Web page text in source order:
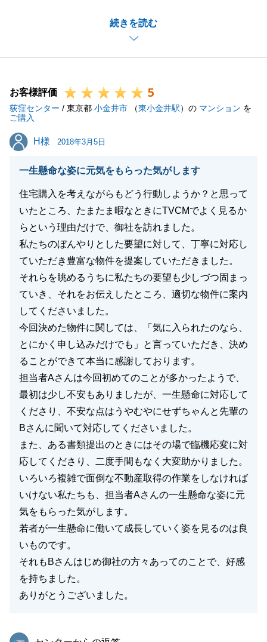
続きを読む
いろいろとご協力ありがとうございました。
引続きよろしくお願いいたします。
閉じる
お客様評価 5
荻窪センター / 東京都 小金井市 （東小金井駅）の マンション を
ご購入
H様
H様 2018年3月5日
一生懸命な姿に元気をもらった気がします
住宅購入を考えながらもどう行動しようか？と思って
いたところ、たまたま暇なときにTVCMでよく見るか
らという理由だけで、御社を訪れました。
私たちのぼんやりとした要望に対して、丁寧に対応し
ていただき豊富な物件を提案していただきました。
それらを眺めるうちに私たちの要望も少しづつ固まっ
ていき、それをお伝えしたところ、適切な物件に案内
してくださいました。
今回決めた物件に関しては、「気に入られたのなら、
とにかく申し込みだけでも」と言っていただき、決め
ることができて本当に感謝しております。
担当者Aさんは今回初めてのことが多かったようで、
最初は少し不安もありましたが、一生懸命に対応して
くださり、不安な点はうやむやにせずちゃんと先輩の
Bさんに聞いて対応してくださいました。
また、ある書類提出のときにはその場で臨機応変に対
応してくださり、二度手間もなく大変助かりました。
いろいろ複雑で面倒な不動産取得の作業をしなければ
いけない私たちも、担当者Aさんの一生懸命な姿に元
気をもらった気がします。
若者が一生懸命に働いて成長していく姿を見るのは良
いものです。
それもBさんはじめ御社の方々あってのことで、好感
を持ちました。
ありがとうございました。
東急リバブル